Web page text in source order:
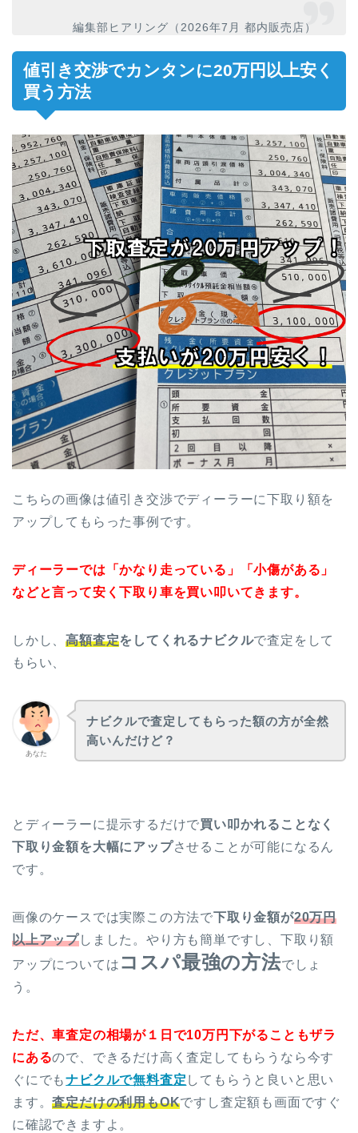
編集部ヒアリング（2026年7月 都内販売店）
値引き交渉でカンタンに20万円以上安く
買う方法
こちらの画像は値引き交渉でディーラーに下取り額を
アップしてもらった事例です。
ディーラーでは「かなり走っている」「小傷がある」
などと言って安く下取り車を買い叩いてきます。
しかし、高額査定をしてくれるナビクルで査定をして
もらい、
あなた
ナビクルで査定してもらった額の方が全然
高いんだけど？
とディーラーに提示するだけで買い叩かれることなく
下取り金額を大幅にアップさせることが可能になるん
です。
画像のケースでは実際この方法で下取り金額が20万円
以上アップしました。やり方も簡単ですし、下取り額
アップについては コスパ最強の方法でしょ
う。
ただ、車査定の相場が１日で10万円下がることもザラ
にあるので、できるだけ高く査定してもらうなら今す
ぐにでもナビクルで無料査定 してもらうと良いと思い
ます。査定だけの利用もOKですし査定額も画面ですぐ
に確認できますよ。